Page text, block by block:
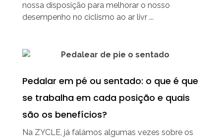
nossa disposição para melhorar o nosso
desempenho no ciclismo ao ar livr ...
Pedalar em pé ou sentado: o que é que
se trabalha em cada posição e quais
são os benefícios?
Na ZYCLE, já falámos algumas vezes sobre os